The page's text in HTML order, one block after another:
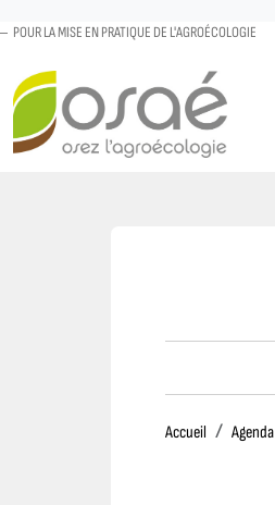
POUR LA MISE EN PRATIQUE DE L'AGROÉCOLOGIE
Accueil AccueilAgenda